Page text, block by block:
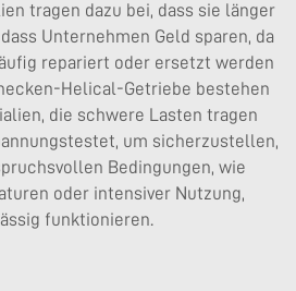
tragen dazu bei, dass sie länger
Unternehmen Geld sparen, da
repariert oder ersetzt werden
Helical-Getriebe bestehen
die schwere Lasten tragen
um sicherzustellen,
Bedingungen, wie
oder intensiver Nutzung,
funktionieren.